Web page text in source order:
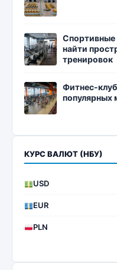
Спортивные
найти
тренировок
Фитнес-
популярных
КУРС ВАЛЮТ (НБУ)
USD
EUR
PLN